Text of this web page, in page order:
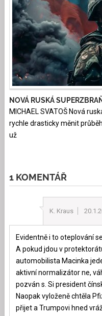
NOVÁ RUSKÁ
MICHAEL SVATOŠ Nová
rychle drasticky měnit
už
1 KOMENTÁŘ
K. Kraus
Evidentně i to oteplování
A pokud jdou v
automobilista Macinka
aktivní normalizátor ne,
pozván s. Si president
Naopak vyloženě chtěla
přijet a Trumpovi hned